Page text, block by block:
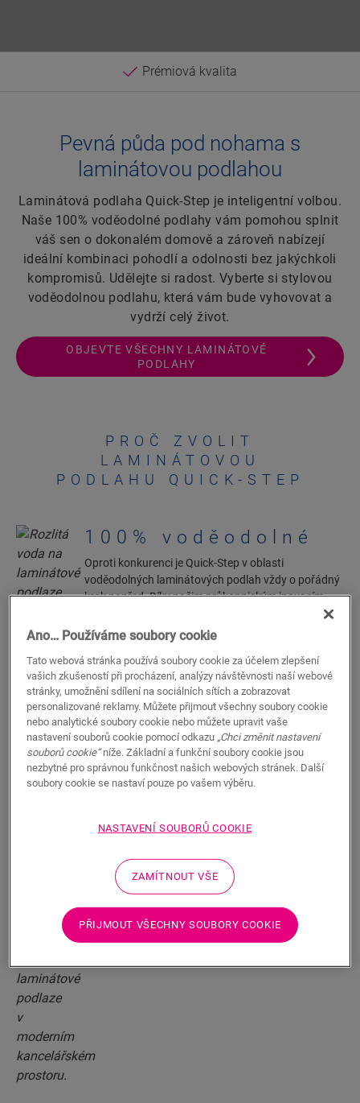
Prémiová kvalita
Pevná půda pod nohama s
laminátovou podlahou
Laminátová podlaha Quick-Step je inteligentní volbou.
Naše 100% voděodolné podlahy vám pomohou splnit
váš sen o dokonalém domově a zároveň nabízejí
ideální kombinaci pohodlí a odolnosti bez jakýchkoli
kompromisů. Udělejte si radost. Vyberte si stylovou
voděodolnou podlahu, která vám bude vyhovovat a
vydrží celý život.
OBJEVTE VŠECHNY LAMINÁTOVÉ
PODLAHY
PROČ ZVOLIT
LAMINÁTOVOU
PODLAHU QUICK-STEP
100% voděodolné
Oproti konkurenci je Quick-Step v oblasti
voděodolných laminátových podlah vždy o pořádný
krok napřed. Díky našim průkopnickým inovacím
zaručujeme, že se do vaší podlahy nedostane ani
kapka vody. Díky tomu je laminátová podlaha Quick-
koupelny.
DALŠÍ INFORMACE
Prémiová kvalita
bezvadný vzhled po celou dobu životnosti. Naše
jsou odolné vůči skvrnám či poškrábání a jsou 100%
voděodolné. A jsou také odolné proti teplu. Přečtěte
si: skvěle spolupracuje s podlahovým topením.
DALŠÍ INFORMACE
Ano… Používáme soubory cookie
Tato webová stránka používá soubory cookie za účelem zlepšení
vašich zkušeností při procházení, analýzy návštěvnosti naší webové
stránky, umožnění sdílení na sociálních sítích a zobrazovat
personalizované reklamy. Můžete přijmout všechny soubory cookie
nebo analytické soubory cookie nebo můžete upravit vaše
nastavení souborů cookie pomocí odkazu „Chci změnit nastavení
souborů cookie“níže. Základní a funkční soubory cookie jsou
nezbytné pro správnou funkčnost našich webových stránek. Další
soubory cookie se nastaví pouze po vašem výběru.
NASTAVENÍ SOUBORŮ COOKIE
ZAMÍTNOUT VŠE
PŘIJMOUT VŠECHNY SOUBORY COOKIE